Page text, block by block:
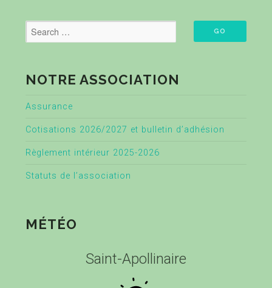
NOTRE ASSOCIATION
Assurance
Cotisations 2026/2027 et bulletin d’adhésion
Règlement intérieur 2025-2026
Statuts de l’association
MÉTÉO
Saint-Apollinaire